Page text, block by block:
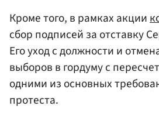
Кроме того, в рамках акции
сбор подписей за отставку
Его уход с должности и
выборов в гордуму с
одними из основных
протеста.